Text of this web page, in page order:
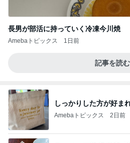
長男が部活に持っていく冷凍今川焼
Amebaトピックス 1日前
記事を読む
しっかりした方が好ま
Amebaトピックス 2日前